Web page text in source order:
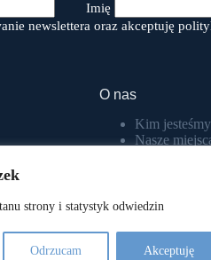
strony i statystyk odwiedzin
Odrzucam Akceptuję
Imię
newslettera oraz akceptuję
O nas
Kim
Nasze
Spilno Hub